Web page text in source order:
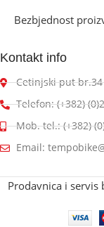
Bezbjednost
Kontakt info
Cetinjski put br.34
Telefon: (+382)
Mob. tel.: (+382)
Email:
Prodavnica i